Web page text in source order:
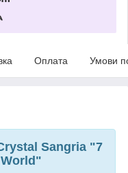
Оплата Умови
Sangria "7